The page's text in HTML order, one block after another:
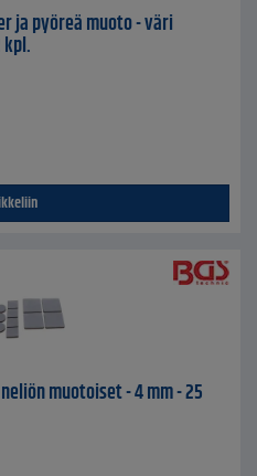
ja pyöreä muoto - väri
muotoiset - 4 mm - 25